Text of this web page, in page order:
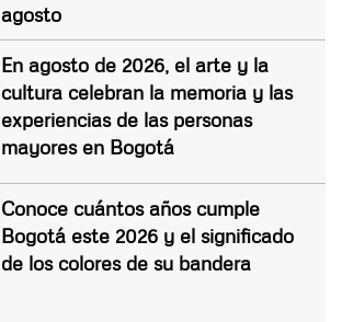
agosto
En agosto de 2026, el arte y la
cultura celebran la memoria y las
experiencias de las personas
mayores en Bogotá
Conoce cuántos años cumple
Bogotá este 2026 y el significado
de los colores de su bandera